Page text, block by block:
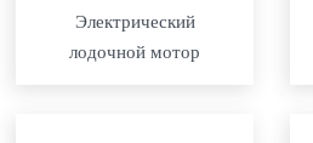
Электрический
лодочной мотор